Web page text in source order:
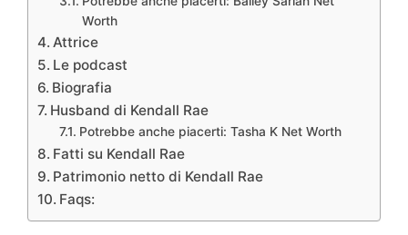
Worth
Attrice
Le podcast
Biografia
Husband di Kendall Rae
Potrebbe anche piacerti: Tasha K Net Worth
Fatti su Kendall Rae
Patrimonio netto di Kendall Rae
Faqs: